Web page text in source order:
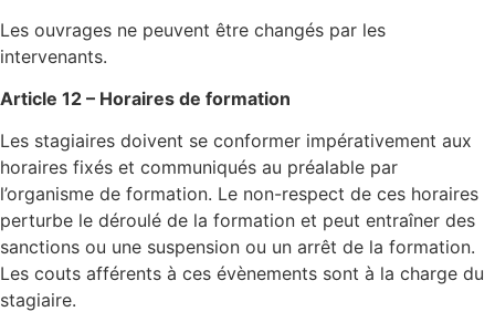
Les ouvrages ne peuvent être changés par les
intervenants.
Article 12 – Horaires de formation
Les stagiaires doivent se conformer impérativement aux
horaires fixés et communiqués au préalable par
l’organisme de formation. Le non-respect de ces horaires
perturbe le déroulé de la formation et peut entraîner des
sanctions ou une suspension ou un arrêt de la formation.
Les couts afférents à ces évènements sont à la charge du
stagiaire.